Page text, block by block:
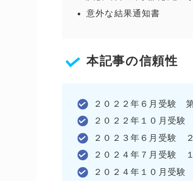
意外な結果通知書
本記事の信頼性
２０２２年６月受験
２０２２年１０月受
２０２３年６月受験
２０２４年７月受験
２０２４年１０月受